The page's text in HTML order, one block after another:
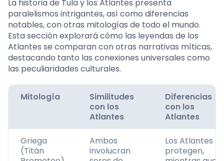
La historia de Tula y los Atlantes presenta
paralelismos intrigantes, así como diferencias
notables, con otras mitologías de todo el mundo.
Esta sección explorará cómo las leyendas de los
Atlantes se comparan con otras narrativas míticas,
destacando tanto las conexiones universales como
las peculiaridades culturales.
Mitología
Similitudes
con los
Atlantes
Diferencias
con los
Atlantes
Griega
(Titán
Ambos
involucran
Los Atlantes
protegen,